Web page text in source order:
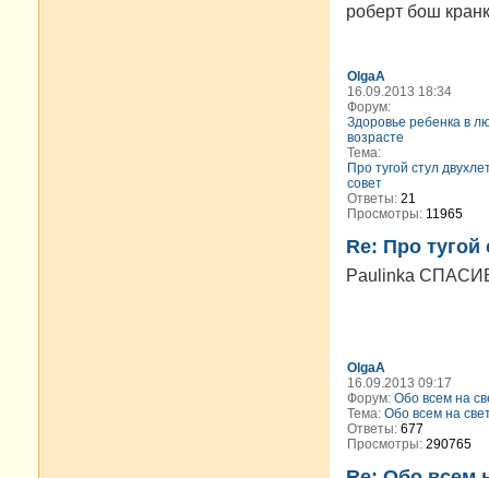
роберт бош
OlgaA
16.09.2013 18:34
Форум:
Здоровье ребенка в
возрасте
Тема:
Про тугой стул
совет
Ответы: 21
Просмотры: 11965
Re: Про тугой
Paulinka
OlgaA
16.09.2013 09:17
Форум: Обо всем на
Тема: Обо всем на
Ответы: 677
Просмотры: 290765